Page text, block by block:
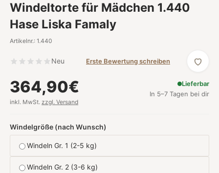
Windeltorte für Mädchen 1.440
Hase Liska Famaly
Artikelnr.: 1.440
Neu Erste Bewertung schreiben
364,90€
inkl. MwSt. zzgl. Versand
Lieferbar
In 5–7 Tagen bei dir
Windelgröße (nach Wunsch)
Windeln Gr. 1 (2-5 kg)
Windeln Gr. 2 (3-6 kg)